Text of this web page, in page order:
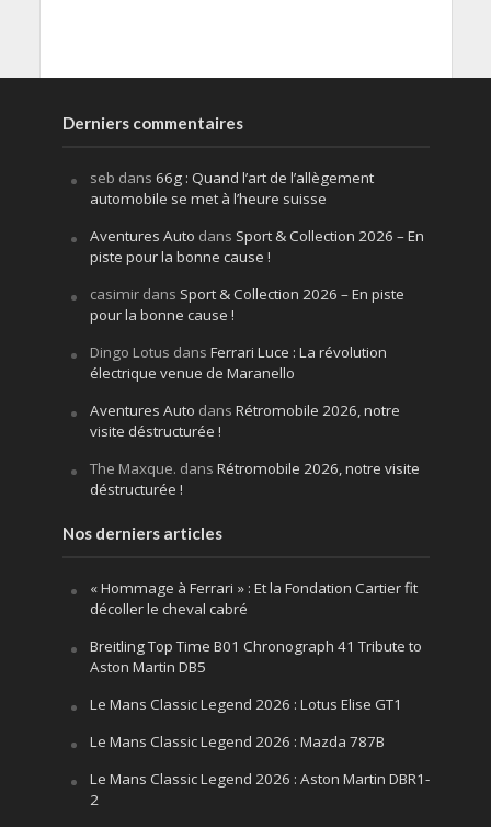
Derniers commentaires
seb dans 66g : Quand l’art de l’allègement
automobile se met à l’heure suisse
Aventures Auto dans Sport & Collection 2026 – En
piste pour la bonne cause !
casimirdans Sport & Collection 2026 – En piste
pour la bonne cause !
Dingo Lotus dans Ferrari Luce : La révolution
électrique venue de Maranello
Aventures Auto dans Rétromobile 2026, notre
visite déstructurée !
The Maxque. dans Rétromobile 2026, notre visite
déstructurée !
Nos derniers articles
« Hommage à Ferrari » : Et la Fondation Cartier fit
décoller le cheval cabré
Breitling Top Time B01 Chronograph 41 Tribute to
Aston Martin DB5
Le Mans Classic Legend 2026 : Lotus Elise GT1
Le Mans Classic Legend 2026 : Mazda 787B
Le Mans Classic Legend 2026 : Aston Martin DBR1-
2